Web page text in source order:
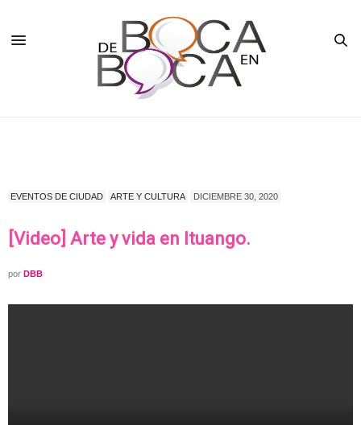
EVENTOS DE CIUDAD ARTE Y CULTURA DICIEMBRE 30, 2020
[Video] Arte y vida en Ituango.
por DBB